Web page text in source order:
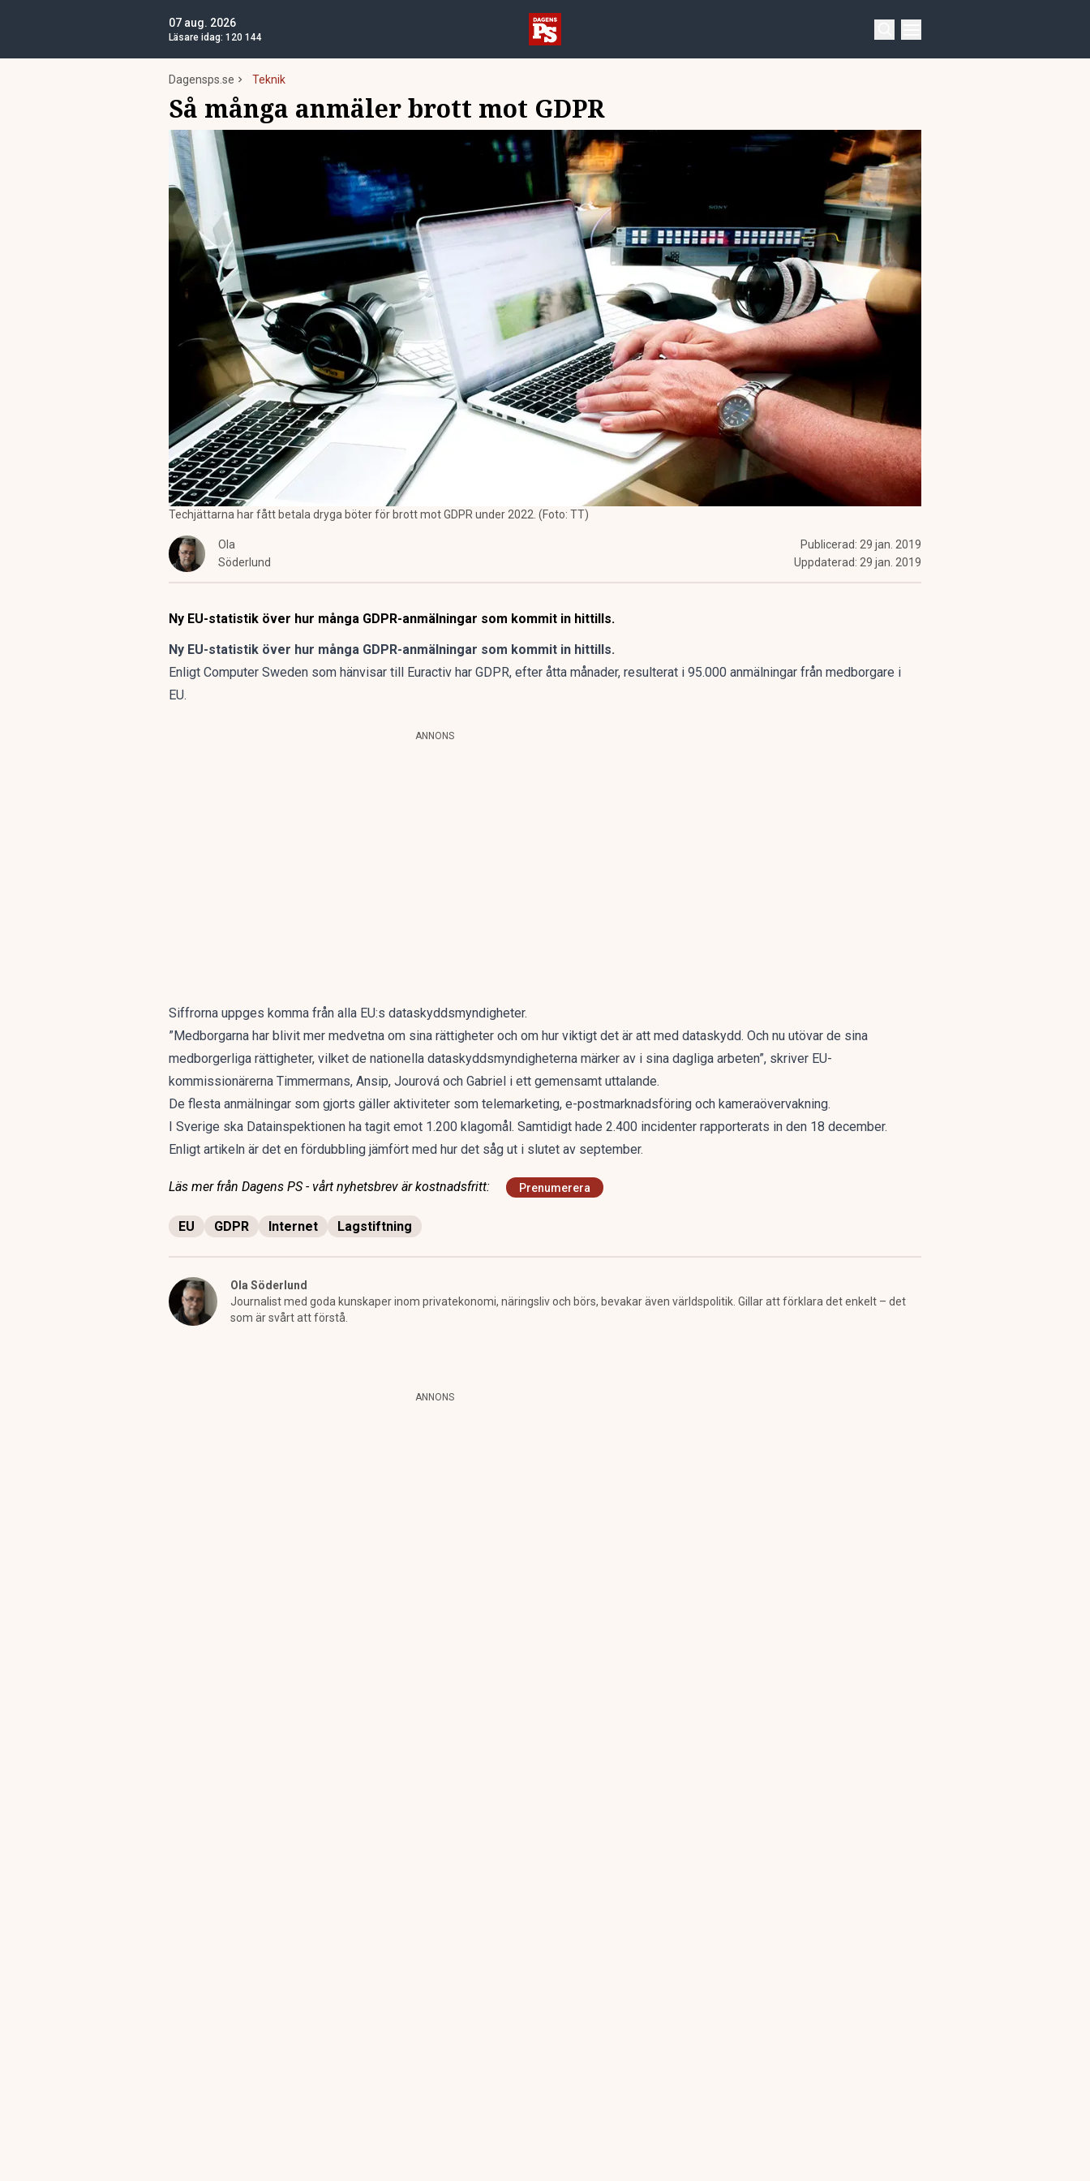
07 aug. 2026
Läsare idag: 120 144
Dagensps.se Teknik
Så många anmäler brott mot GDPR
Techjättarna har fått betala dryga böter för brott mot GDPR under 2022. (Foto: TT)
Ola
Söderlund
Publicerad: 29 jan. 2019
Uppdaterad: 29 jan. 2019
Ny EU-statistik över hur många GDPR-anmälningar som kommit in hittills.
Ny EU-statistik över hur många GDPR-anmälningar som kommit in hittills.
Enligt Computer Sweden som hänvisar till Euractiv har GDPR, efter åtta månader, resulterat i 95.000 anmälningar från medborgare i
EU.
ANNONS
Siffrorna uppges komma från alla EU:s dataskyddsmyndigheter.
”Medborgarna har blivit mer medvetna om sina rättigheter och om hur viktigt det är att med dataskydd. Och nu utövar de sina
medborgerliga rättigheter, vilket de nationella dataskyddsmyndigheterna märker av i sina dagliga arbeten”, skriver EU-
kommissionärerna Timmermans, Ansip, Jourová och Gabriel i ett gemensamt uttalande.
De flesta anmälningar som gjorts gäller aktiviteter som telemarketing, e-postmarknadsföring och kameraövervakning.
I Sverige ska Datainspektionen ha tagit emot 1.200 klagomål. Samtidigt hade 2.400 incidenter rapporterats in den 18 december.
Enligt artikeln är det en fördubbling jämfört med hur det såg ut i slutet av september.
Läs mer från Dagens PS - vårt nyhetsbrev är kostnadsfritt: Prenumerera
EU GDPR Internet Lagstiftning
Ola Söderlund
Journalist med goda kunskaper inom privatekonomi, näringsliv och börs, bevakar även världspolitik. Gillar att förklara det enkelt – det
som är svårt att förstå.
ANNONS